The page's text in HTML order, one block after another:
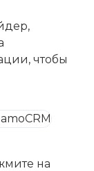
чтобы
на